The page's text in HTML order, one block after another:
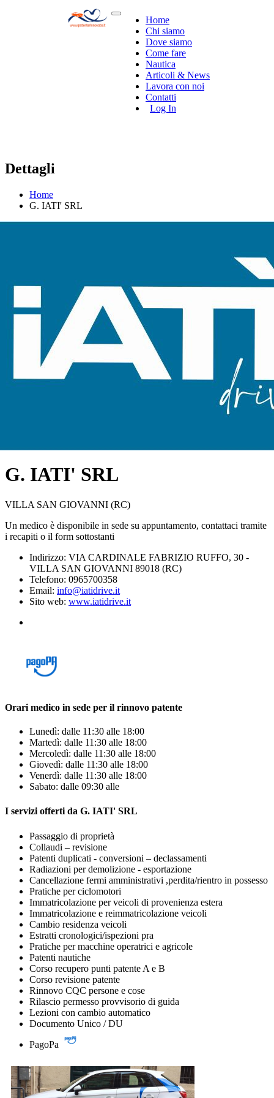
Home
Chi siamo
Dove siamo
Come fare
Nautica
Articoli & News
Lavora con noi
Contatti
Log In
Dettagli
Home
G. IATI' SRL
G. IATI' SRL
VILLA SAN GIOVANNI (RC)
Un medico è disponibile in sede su appuntamento, contattaci tramite
i recapiti o il form sottostanti
Indirizzo: VIA CARDINALE FABRIZIO RUFFO, 30 -
VILLA SAN GIOVANNI 89018 (RC)
Telefono: 0965700358
Email: info@iatidrive.it
Sito web: www.iatidrive.it
Orari medico in sede per il rinnovo patente
Lunedì: dalle 11:30 alle 18:00
Martedì: dalle 11:30 alle 18:00
Mercoledì: dalle 11:30 alle 18:00
Giovedì: dalle 11:30 alle 18:00
Venerdì: dalle 11:30 alle 18:00
Sabato: dalle 09:30 alle
I servizi offerti da G. IATI' SRL
Passaggio di proprietà
Collaudi – revisione
Patenti duplicati - conversioni – declassamenti
Radiazioni per demolizione - esportazione
Cancellazione fermi amministrativi ,perdita/rientro in possesso
Pratiche per ciclomotori
Immatricolazione per veicoli di provenienza estera
Immatricolazione e reimmatricolazione veicoli
Cambio residenza veicoli
Estratti cronologici/ispezioni pra
Pratiche per macchine operatrici e agricole
Patenti nautiche
Corso recupero punti patente A e B
Corso revisione patente
Rinnovo CQC persone e cose
Rilascio permesso provvisorio di guida
Lezioni con cambio automatico
Documento Unico / DU
PagoPa